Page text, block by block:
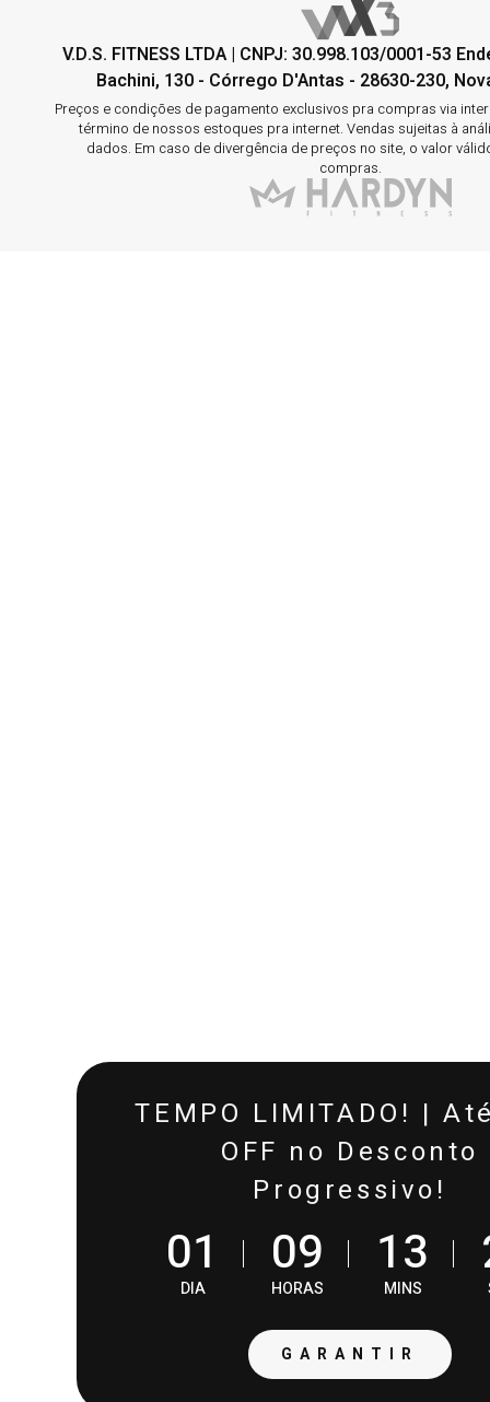
TEMPO LIMITADO! |
OFF no Desconto
Progressivo!
01
DIA
09
HORAS
13
MINS
GARANTIR
V.D.S. FITNESS LTDA | CNPJ: 30.998.103/0001-53
Bachini, 130 - Córrego D'Antas - 28630-230,
Preços e condições de pagamento exclusivos pra compras via
término de nossos estoques pra internet. Vendas sujeitas à
dados. Em caso de divergência de preços no site, o valor
compras.